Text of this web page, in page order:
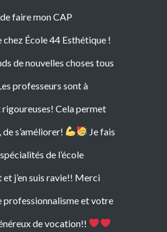
faire mon CAP
chez École 44 Esthétique !
de nouvelles choses tous
professeurs sont à
rigoureuses! Cela permet
de s’améliorer!
Je fais
de l’école
et j’en suis ravie!! Merci
professionnalisme et votre
de vocation!!
témoignages